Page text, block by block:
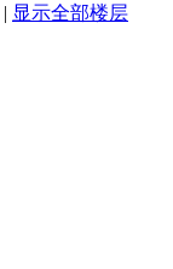
| 显示全部楼层